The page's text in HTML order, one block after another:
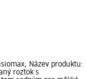
Název produktu:
roztok s